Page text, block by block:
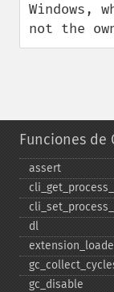
Windows,
not the
Funciones de
assert
dl
gc_​disable